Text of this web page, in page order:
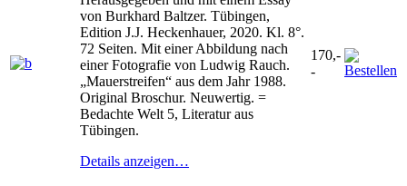
von Burkhard Baltzer. Tübingen,
Edition J.J. Heckenhauer, 2020. Kl. 8°.
72 Seiten. Mit einer Abbildung nach
einer Fotografie von Ludwig Rauch.
„Mauerstreifen“ aus dem Jahr 1988.
Original Broschur. Neuwertig. =
Bedachte Welt 5, Literatur aus
Tübingen.
Details anzeigen…
170,-
-